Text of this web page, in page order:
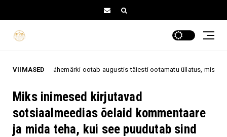
VIIMASED
3 tähemärki ootab augustis täiesti ootamatu üllatus, mis võib tuua
Miks inimesed kirjutavad
sotsiaalmeedias õelaid kommentaare
ja mida teha, kui see puudutab sind